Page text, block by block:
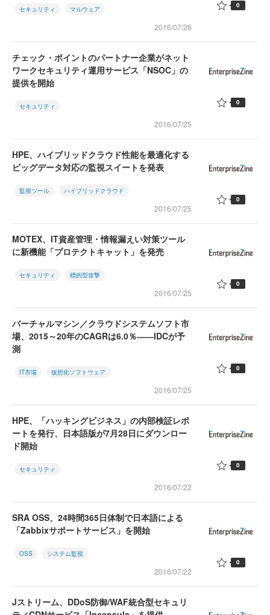
セキュリティ マルウェア
2016/07/26
0
チェック・ポイントのパートナー企業がネット
ワークセキュリティ運用サービス「NSOC」の
提供を開始
セキュリティ
2016/07/25
0
HPE、ハイブリッドクラウド性能を最適化する
ビッグデータ対応の監視スイートを発表
監視ツール ハイブリッドクラウド
2016/07/25
0
MOTEX、IT資産管理・情報漏えい対策ツール
に新機能「プロテクトキャット」を発売
セキュリティ 標的型攻撃
2016/07/25
0
バーチャルマシン／クラウドシステムソフト市
場、2015～20年のCAGRは6.0％――IDCが予
測
IT市場 仮想化ソフトウェア
2016/07/25
0
HPE、「ハッキングビジネス」の内部検証レポ
ートを発行、日本語版が7月28日にダウンロー
ド開始
セキュリティ
2016/07/22
0
SRA OSS、24時間365日体制で日本語による
「Zabbixサポートサービス」を開始
OSS システム監視
2016/07/22
0
Jストリーム、DDoS防御/WAF統合型セキュリ